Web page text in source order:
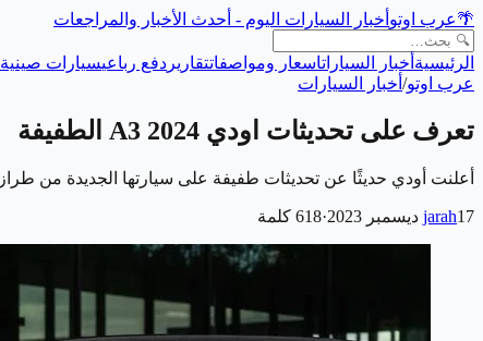
🌴عرب اوتو أخبار السيارات اليوم - أحدث الأخبار والمراجعات
الرئيسية أخبار السياراتاسعار ومواصفاتتقارير دفع رباعيسيارات صينية
عرب اوتو/ أخبار السيارات
تعرف على تحديثات اودي A3 2024 الطفيفة
أعلنت أودي حديثًا عن تحديثات طفيفة على سيارتها الجديدة من طراز A3 لعام 2024، لتستمر السيارة في تقديم فئة مدمجة فاخرة تتنافس مع طرازات مثل الفئة الثانية من…
jarah17 ديسمبر 2023 ·
618 كلمة